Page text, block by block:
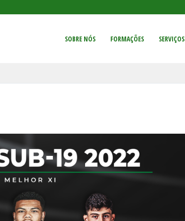
SOBRE NÓS
FORMAÇÕES SERVIÇOS